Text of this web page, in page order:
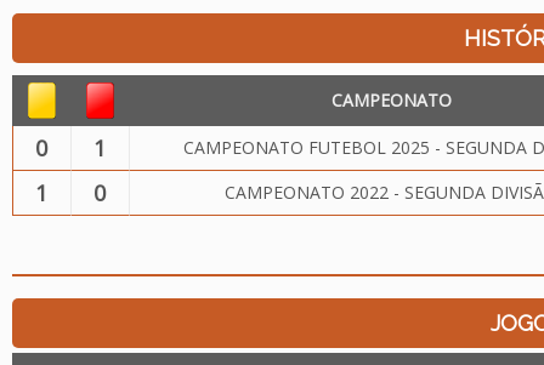
CAMPEONATO
0 1 CAMPEONATO FUTEBOL 2025 - SEGUNDA
1 0 CAMPEONATO 2022 - SEGUNDA